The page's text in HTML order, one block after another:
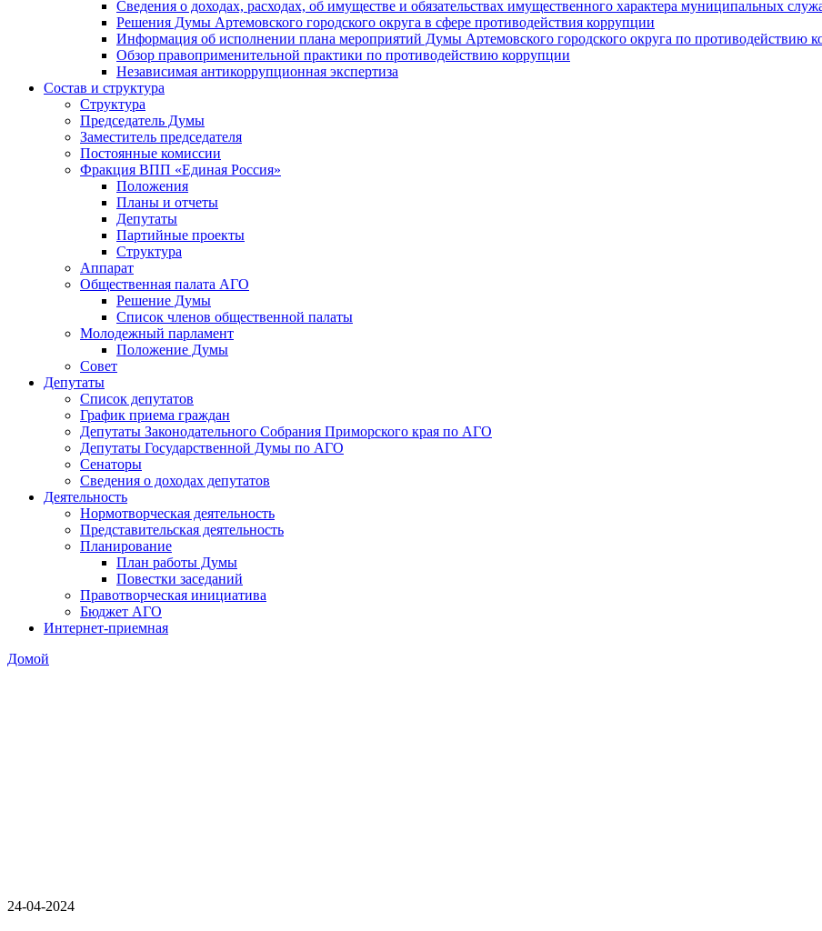
Сведения о доходах, расходах, об имуществе и обязательствах имущественного характера муниципальных
Решения Думы Артемовского городского округа в сфере противодействия коррупции
Информация об исполнении плана мероприятий Думы Артемовского городского округа по противодействию
Обзор правоприменительной практики по противодействию коррупции
Независимая антикоррупционная экспертиза
Состав и структура
Структура
Председатель Думы
Заместитель председателя
Постоянные комиссии
Фракция ВПП «Единая Россия»
Положения
Планы и отчеты
Депутаты
Партийные проекты
Структура
Аппарат
Общественная палата АГО
Решение Думы
Список членов общественной палаты
Молодежный парламент
Положение Думы
Совет
Депутаты
Список депутатов
График приема граждан
Депутаты Законодательного Собрания Приморского края по АГО
Депутаты Государственной Думы по АГО
Сенаторы
Сведения о доходах депутатов
Деятельность
Нормотворческая деятельность
Представительская деятельность
Планирование
План работы Думы
Повестки заседаний
Правотворческая инициатива
Бюджет АГО
Интернет-приемная
Домой
24-04-2024